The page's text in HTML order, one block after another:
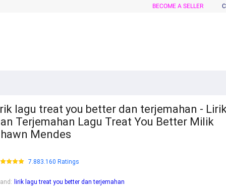
BECOME A SELLER
lagu treat you better dan terjemahan -
Terjemahan Lagu Treat You Better Milik
Mendes
7.883.160 Ratings
: lirik lagu treat you better dan terjemahan